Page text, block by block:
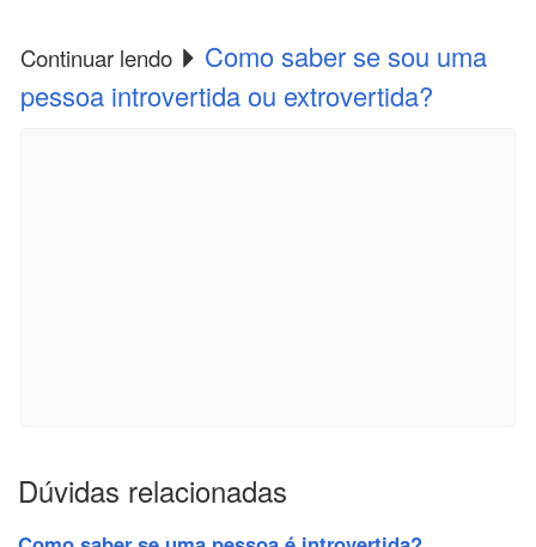
Continuar lendo
Como saber se sou uma
pessoa introvertida ou extrovertida?
Dúvidas relacionadas